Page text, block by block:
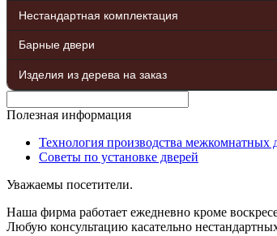
Нестандартная комплектация
Барные двери
Изделия из дерева на заказ
Полезная информация
Технология производства межкомнатных
Советы по установке дверей
Уважаемы посетители.
Наша фирма работает ежедневно кроме
Любую консультацию касательно